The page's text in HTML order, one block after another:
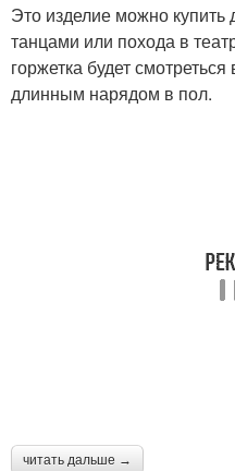
Это изделие можно купить
танцами или похода в
горжетка будет
длинным нарядом в пол.
читать дальше →